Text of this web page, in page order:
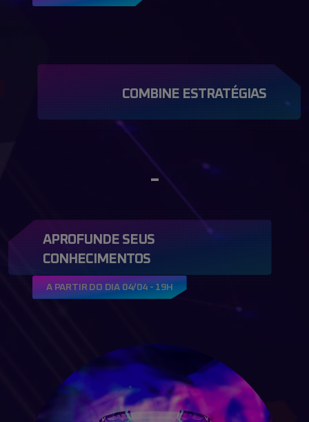
COMBINE ESTRATÉGIAS
-
APROFUNDE SEUS
CONHECIMENTOS
A PARTIR DO DIA 04/04 - 19H